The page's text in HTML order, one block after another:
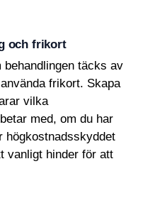
och frikort
behandlingen täcks av
frikort. Skapa
vilka
med, om du har
högkostnadsskyddet
vanligt hinder för att